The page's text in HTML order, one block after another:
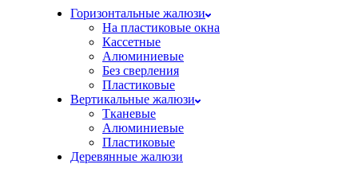
Горизонтальные жалюзи
На пластиковые окна
Кассетные
Алюминиевые
Без сверления
Пластиковые
Вертикальные жалюзи
Тканевые
Алюминиевые
Пластиковые
Деревянные жалюзи